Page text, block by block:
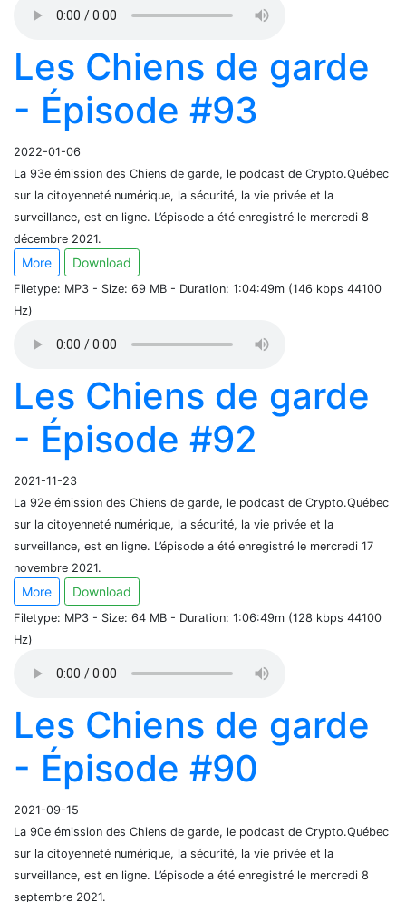
Les Chiens de garde
- Épisode #93
2022-01-06
La 93e émission des Chiens de garde, le podcast de Crypto.Québec
sur la citoyenneté numérique, la sécurité, la vie privée et la
surveillance, est en ligne. L’épisode a été enregistré le mercredi 8
décembre 2021.
More Download
Filetype: MP3 - Size: 69 MB - Duration: 1:04:49m (146 kbps 44100
Hz)
Les Chiens de garde
- Épisode #92
2021-11-23
La 92e émission des Chiens de garde, le podcast de Crypto.Québec
sur la citoyenneté numérique, la sécurité, la vie privée et la
surveillance, est en ligne. L’épisode a été enregistré le mercredi 17
novembre 2021.
More Download
Filetype: MP3 - Size: 64 MB - Duration: 1:06:49m (128 kbps 44100
Hz)
Les Chiens de garde
- Épisode #90
2021-09-15
La 90e émission des Chiens de garde, le podcast de Crypto.Québec
sur la citoyenneté numérique, la sécurité, la vie privée et la
surveillance, est en ligne. L’épisode a été enregistré le mercredi 8
septembre 2021.